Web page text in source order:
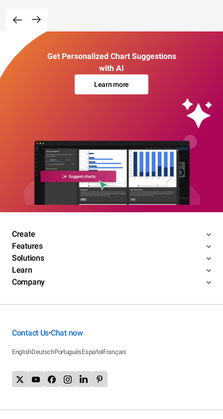
Get Personalized Chart Suggestions
with AI
Learn more
Create
Features
Solutions
Learn
Company
Contact Us•Chat now
EnglishDeutschPortuguêsEspañolFrançais